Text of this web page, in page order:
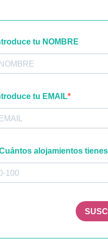
tu NOMBRE
tu EMAIL
alojamientos